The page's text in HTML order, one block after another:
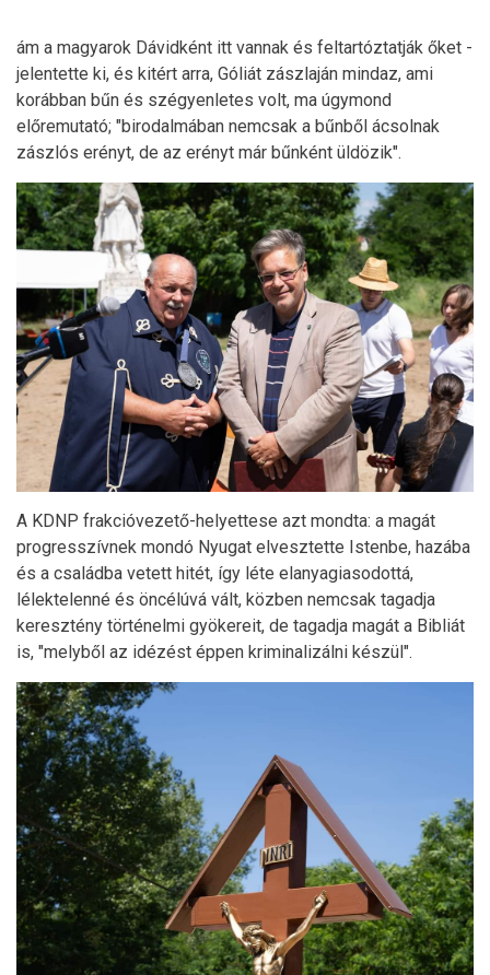
ám a magyarok Dávidként itt vannak és feltartóztatják őket -
jelentette ki, és kitért arra, Góliát zászlaján mindaz, ami
korábban bűn és szégyenletes volt, ma úgymond
előremutató; "birodalmában nemcsak a bűnből ácsolnak
zászlós erényt, de az erényt már bűnként üldözik".
A KDNP frakcióvezető-helyettese azt mondta: a magát
progresszívnek mondó Nyugat elvesztette Istenbe, hazába
és a családba vetett hitét, így léte elanyagiasodottá,
lélektelenné és öncélúvá vált, közben nemcsak tagadja
keresztény történelmi gyökereit, de tagadja magát a Bibliát
is, "melyből az idézést éppen kriminalizálni készül".